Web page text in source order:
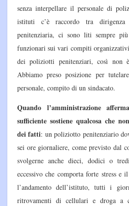
senza interpellare il personale di
istituti c’è raccordo tra
penitenziaria, ci sono liti sempre
funzionari sui vari compiti
dei poliziotti penitenziari, così non
Abbiamo preso posizione per
personale, compito di un sindacato.
Quando l’amministrazione
sufficiente sostiene qualcosa che
dei fatti: un poliziotto penitenziario
sei ore giornaliere, come previsto dal
svolgerne anche dieci, dodici o
eccessivo che comporta forte stress e
l’andamento dell’istituto, tutti i
ritrovamenti di cellulari e droga a